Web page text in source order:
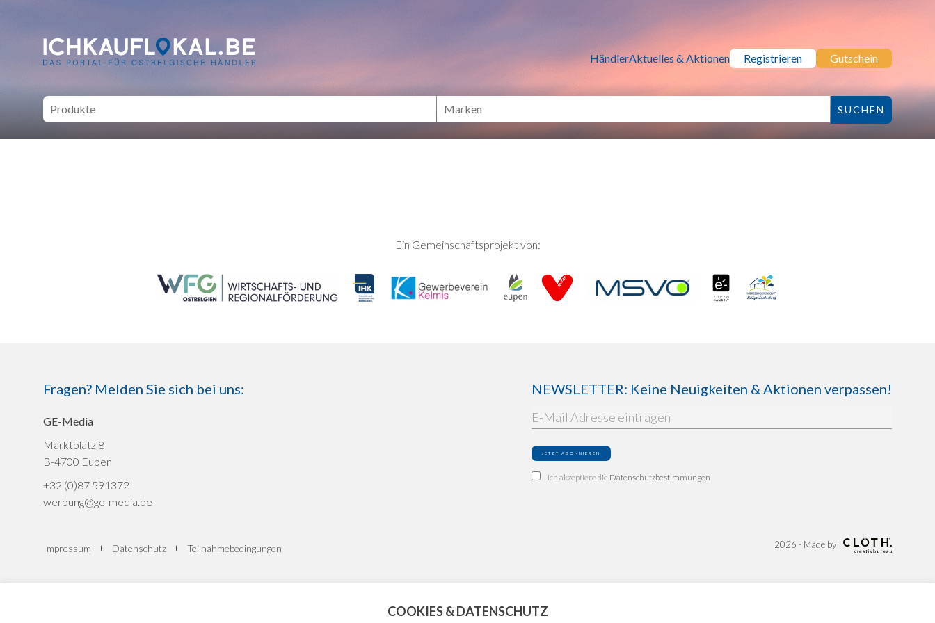
ich kauf lokal - Bei lokalen Händlern online Shoppen HändlerAktuelles & Aktionen Registrieren Gutschein
Ein Gemeinschaftsprojekt von:
Fragen? Melden Sie sich bei uns:
GE-Media
Marktplatz 8
B-4700 Eupen
+32 (0)87 591372
werbung@ge-media.be
NEWSLETTER: Keine Neuigkeiten & Aktionen verpassen!
Ich akzeptiere die Datenschutzbestimmungen
Impressum Datenschutz Teilnahmebedingungen 2026 - Made by
COOKIES & DATENSCHUTZ